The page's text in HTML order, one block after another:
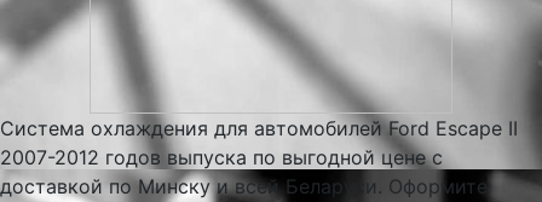
Система охлаждения для автомобилей Ford Escape II
2007-2012 годов выпуска по выгодной цене с
доставкой по Минску и всей Беларуси. Оформите